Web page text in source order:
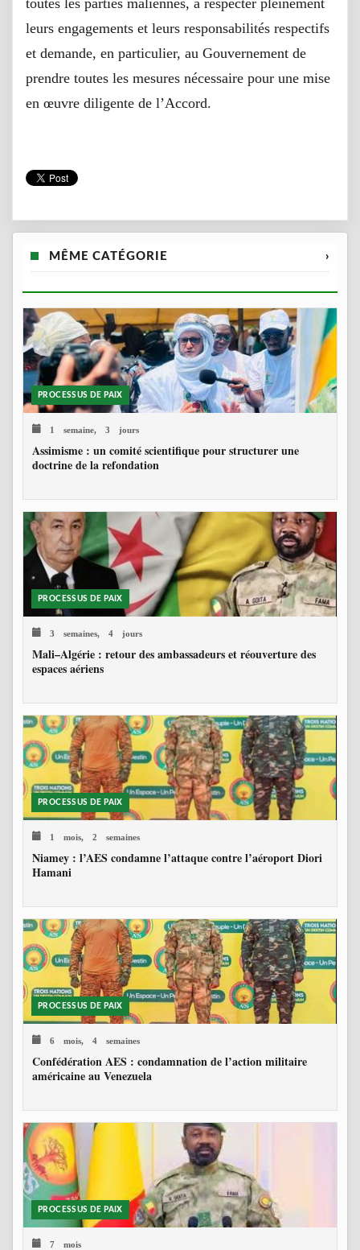
leurs engagements et leurs responsabilités respectifs
et demande, en particulier, au Gouvernement de
prendre toutes les mesures nécessaire pour une mise
en œuvre diligente de l’Accord.
MÊME CATÉGORIE ›
PROCESSUS DE PAIX
1 semaine, 3 jours
Assimisme : un comité scientifique pour structurer une
doctrine de la refondation
PROCESSUS DE PAIX
3 semaines, 4 jours
Mali–Algérie : retour des ambassadeurs et réouverture des
espaces aériens
PROCESSUS DE PAIX
1 mois, 2 semaines
Niamey : l’AES condamne l’attaque contre l’aéroport Diori
Hamani
PROCESSUS DE PAIX
6 mois, 4 semaines
Confédération AES : condamnation de l’action militaire
américaine au Venezuela
PROCESSUS DE PAIX
7 mois